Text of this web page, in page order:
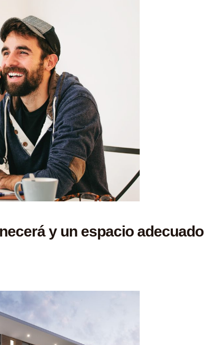
y un espacio adecuado